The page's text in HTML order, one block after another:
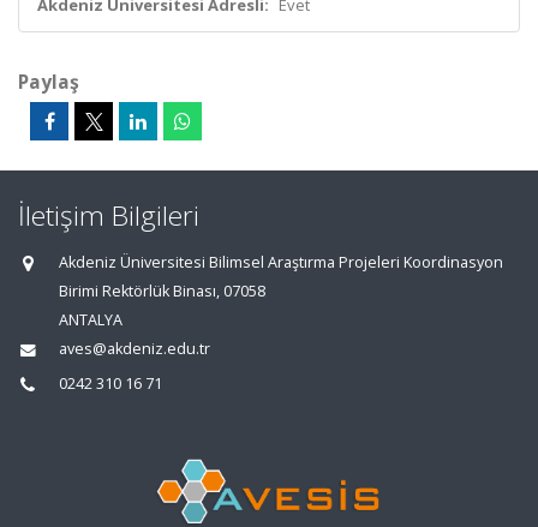
Akdeniz Üniversitesi Adresli: Evet
Paylaş
İletişim Bilgileri
Akdeniz Üniversitesi Bilimsel Araştırma Projeleri Koordinasyon
Birimi Rektörlük Binası, 07058
ANTALYA
aves@akdeniz.edu.tr
0242 310 16 71